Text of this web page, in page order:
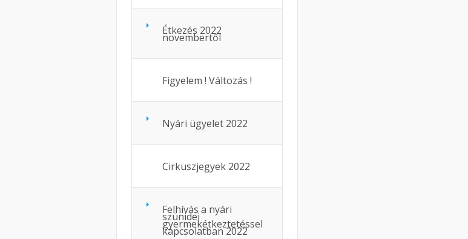
Étkezés 2022
novembertől
Figyelem ! Változás !
Nyári ügyelet 2022
Cirkuszjegyek 2022
Felhívás a nyári
szünidei
gyermekétkeztetéssel
kapcsolatban 2022